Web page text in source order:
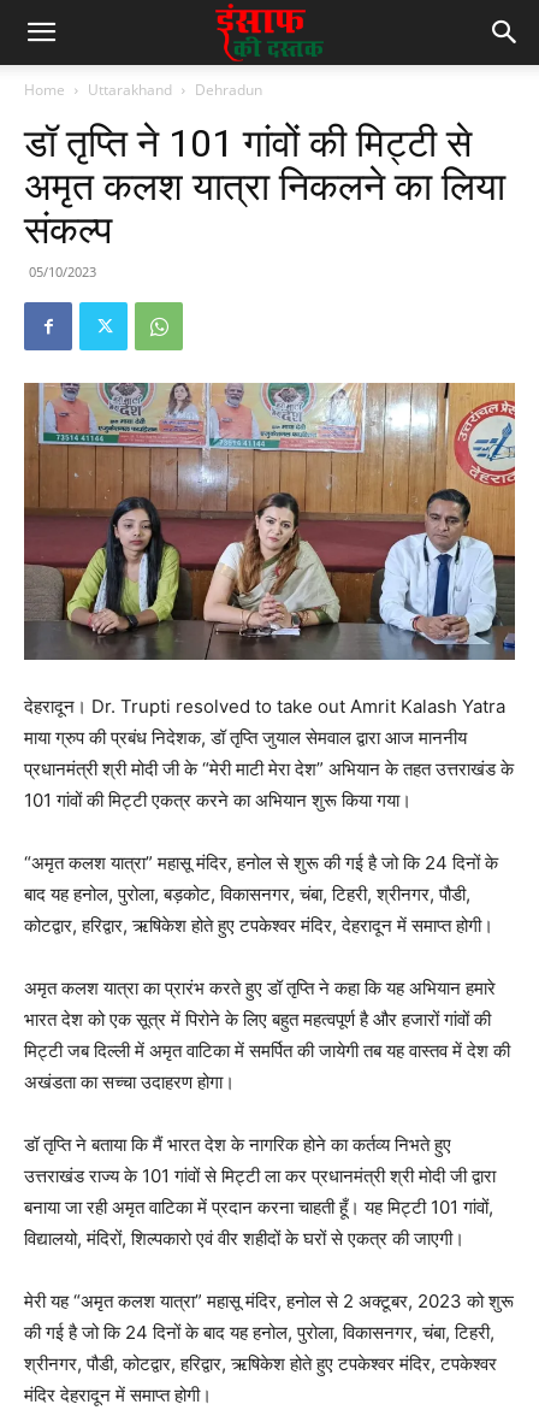
Home Uttarakhand Dehradun
डॉ तृप्ति ने 101 गांवों की मिट्टी से
अमृत कलश यात्रा निकलने का लिया
संकल्प
05/10/2023
देहरादून। Dr. Trupti resolved to take out Amrit Kalash Yatra
माया ग्रुप की प्रबंध निदेशक, डॉ तृप्ति जुयाल सेमवाल द्वारा आज माननीय
प्रधानमंत्री श्री मोदी जी के “मेरी माटी मेरा देश” अभियान के तहत उत्तराखंड के
101 गांवों की मिट्टी एकत्र करने का अभियान शुरू किया गया।
“अमृत कलश यात्रा” महासू मंदिर, हनोल से शुरू की गई है जो कि 24 दिनों के
बाद यह हनोल, पुरोला, बड़कोट, विकासनगर, चंबा, टिहरी, श्रीनगर, पौडी,
कोटद्वार, हरिद्वार, ऋषिकेश होते हुए टपकेश्वर मंदिर, देहरादून में समाप्त होगी।
अमृत कलश यात्रा का प्रारंभ करते हुए डॉ तृप्ति ने कहा कि यह अभियान हमारे
भारत देश को एक सूत्र में पिरोने के लिए बहुत महत्वपूर्ण है और हजारों गांवों की
मिट्टी जब दिल्ली में अमृत वाटिका में समर्पित की जायेगी तब यह वास्तव में देश की
अखंडता का सच्चा उदाहरण होगा।
डॉ तृप्ति ने बताया कि मैं भारत देश के नागरिक होने का कर्तव्य निभते हुए
उत्तराखंड राज्य के 101 गांवों से मिट्टी ला कर प्रधानमंत्री श्री मोदी जी द्वारा
बनाया जा रही अमृत वाटिका में प्रदान करना चाहती हूँ। यह मिट्टी 101 गांवों,
विद्यालयो, मंदिरों, शिल्पकारो एवं वीर शहीदों के घरों से एकत्र की जाएगी।
मेरी यह “अमृत कलश यात्रा” महासू मंदिर, हनोल से 2 अक्टूबर, 2023 को शुरू
की गई है जो कि 24 दिनों के बाद यह हनोल, पुरोला, विकासनगर, चंबा, टिहरी,
श्रीनगर, पौडी, कोटद्वार, हरिद्वार, ऋषिकेश होते हुए टपकेश्वर मंदिर, टपकेश्वर
मंदिर देहरादून में समाप्त होगी।